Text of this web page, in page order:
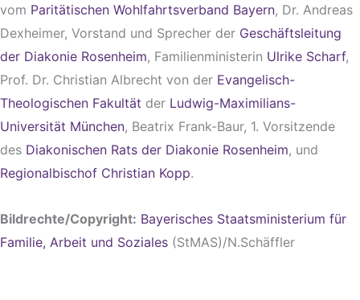
vom Paritätischen Wohlfahrtsverband Bayern, Dr. Andreas
Dexheimer, Vorstand und Sprecher der Geschäftsleitung
der Diakonie Rosenheim, Familienministerin Ulrike Scharf,
Prof. Dr. Christian Albrecht von der Evangelisch-
Theologischen Fakultät der Ludwig-Maximilians-
Universität München, Beatrix Frank-Baur, 1. Vorsitzende
des Diakonischen Rats der Diakonie Rosenheim, und
Regionalbischof Christian Kopp.
Bildrechte/Copyright: Bayerisches Staatsministerium für
Familie, Arbeit und Soziales (StMAS)/N.Schäffler